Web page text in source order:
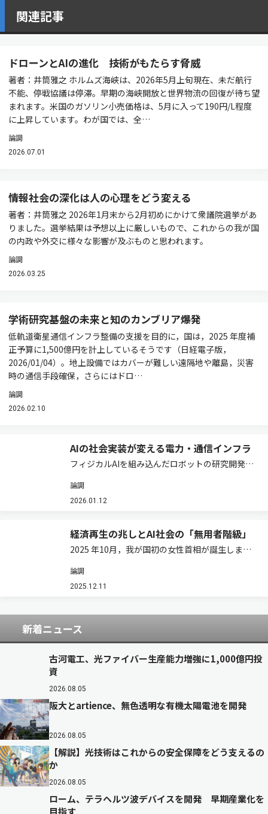
関連記事
ドローンとAIの進化 技術がもたらす脅威
著者：井筒雅之 ホルムズ海峡は、2026年5月上旬現在、未だ航行
不能、停戦協議は停滞。早期の海峡開放と世界物流の回復が待ち望
まれます。米国のガソリン小売価格は、5月に入って190円/L程度
に上昇しています。わが国では、全…
論調
2026.07.01
情報社会の深化は人の心理をどう変える
著者：井筒雅之 2026年1月末から2月初めにかけて衆議院選挙があ
りました。選挙結果は予想以上に厳しいもので、これからの我が国
の内政や外交に様々な影響が及ぶものと思われます。
論調
2026.03.25
学術研究基盤の未来と知のカンブリア爆発
低軌道衛星通信インフラ整備の支援を目的に，国は，2025 年度補
正予算に1,500億円を計上しているそうです（日経電子版，
2026/01/04）。地上設備ではカバーが難しい遠隔地や離島，災害
時の通信手段確保，さらにはドロ…
論調
2026.02.10
AIの社会実装が変える電力・通信インフラ
フィジカルAIを組み込んだロボットの研究開発が
初旬，「2025国際ロボット展（iREX2025）」が
開催されました
論調
2026.01.12
経済再生の兆しとAI社会の「無用者階級」
2025 年10月，我が国初の女性首相が誕生しまし
歓迎，期待しているようです。同時に，どの様な
政策が打ち出されるかに関連しての議論は沸騰気
論調
2025.12.11
新着ニュース
古河電工、光ファイバー生産能力増強に1,000億円投
資
2026.08.05
阪大とartience、無色透明な有機太陽電池を開発
2026.08.05
【解説】光技術はこれからの安全保障をどう支えるの
か
2026.08.05
ローム、テラヘルツ波デバイスを開発 早期産業化を
目指す